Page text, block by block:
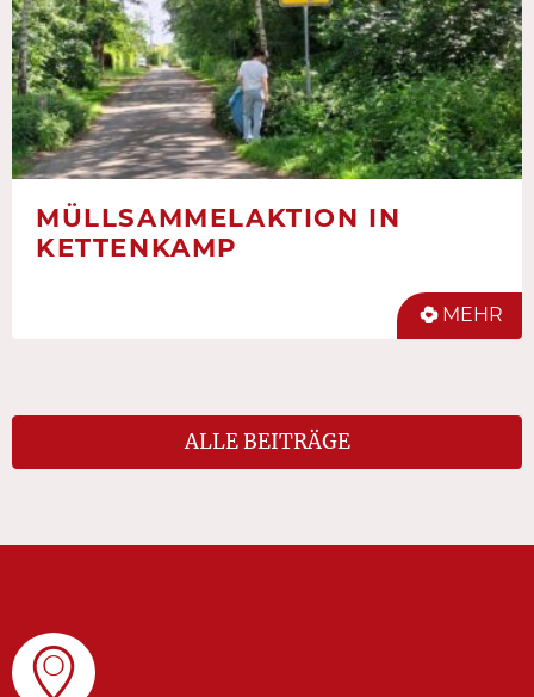
MÜLLSAMMELAKTION IN
KETTENKAMP
MEHR
ALLE BEITRÄGE